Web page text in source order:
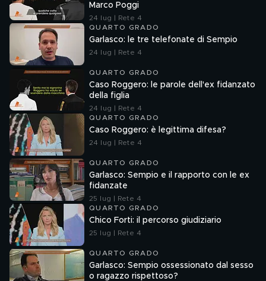
Marco Poggi
24 lug | Rete 4
QUARTO GRADO
Garlasco: le tre telefonate di Sempio
24 lug | Rete 4
QUARTO GRADO
Caso Roggero: le parole dell'ex fidanzato
della figlia
24 lug | Rete 4
QUARTO GRADO
Caso Roggero: è legittima difesa?
24 lug | Rete 4
QUARTO GRADO
Garlasco: Sempio e il rapporto con le ex
fidanzate
25 lug | Rete 4
QUARTO GRADO
Chico Forti: il percorso giudiziario
25 lug | Rete 4
QUARTO GRADO
Garlasco: Sempio ossessionato dal sesso
o ragazzo rispettoso?